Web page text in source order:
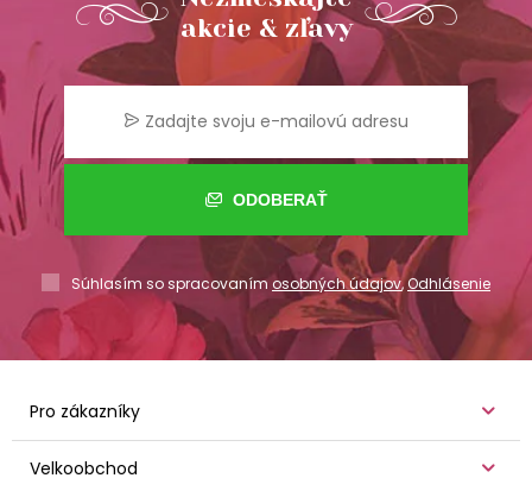
akcie & zľavy
ODOBERAŤ
Súhlasím so spracovaním osobných údajov,Odhlásenie
Pro zákazníky
Velkoobchod